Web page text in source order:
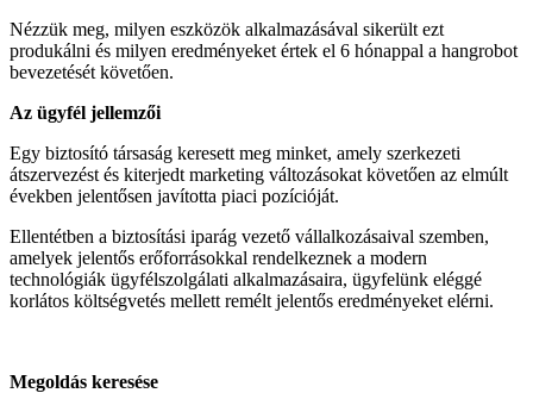
Nézzük meg, milyen eszközök alkalmazásával sikerült ezt
produkálni és milyen eredményeket értek el 6 hónappal a hangrobot
bevezetését követően.
Az ügyfél jellemzői
Egy biztosító társaság keresett meg minket, amely szerkezeti
átszervezést és kiterjedt marketing változásokat követően az elmúlt
években jelentősen javította piaci pozícióját.
Ellentétben a biztosítási iparág vezető vállalkozásaival szemben,
amelyek jelentős erőforrásokkal rendelkeznek a modern
technológiák ügyfélszolgálati alkalmazásaira, ügyfelünk eléggé
korlátos költségvetés mellett remélt jelentős eredményeket elérni.
Megoldás keresése